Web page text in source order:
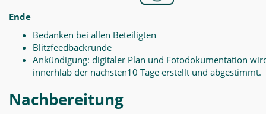
Ende
Bedanken bei allen Beteiligten
Blitzfeedbackrunde
Ankündigung: digitaler Plan und Fotodokumentation
innerhlab der nächsten10 Tage erstellt und abgestimmt.
Nachbereitung